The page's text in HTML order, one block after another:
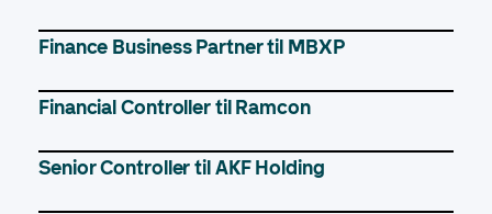
Finance Business Partner til MBXP
Financial Controller til Ramcon
Senior Controller til AKF Holding